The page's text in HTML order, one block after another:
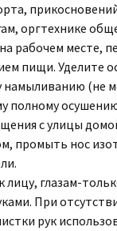
оргтехнике
рабочем месте,
пищи. Уделите
(не
полному
с улицы
промыть нос
лицу, глазам-
При
рук